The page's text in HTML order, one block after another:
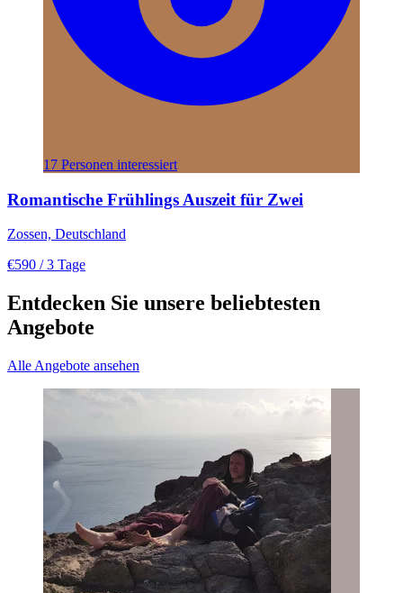
17 Personen interessiert
Romantische Frühlings Auszeit für Zwei
Zossen, Deutschland
€590 / 3 Tage
Entdecken Sie unsere beliebtesten
Angebote
Alle Angebote ansehen